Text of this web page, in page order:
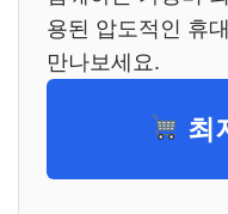
용된 압도적인 휴
만나보세요.
최